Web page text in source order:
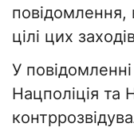
цілі цих
У
Нацполіція та